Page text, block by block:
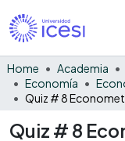
Home Academia
Economía
Quiz # 8
Quiz # 8